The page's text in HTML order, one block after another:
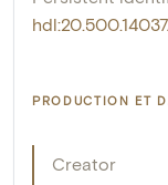
PRODUCTION ET
Creator